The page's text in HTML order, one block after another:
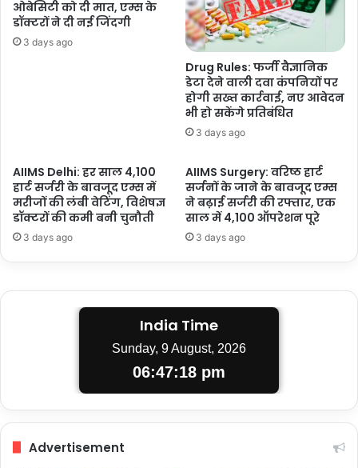
ओबेसिटी को दी मात, एम्स के
डॉक्टरों ने दी नई जिंदगी
3 days ago
Drug Rules: फर्जी वैज्ञानिक
डेटा देने वाली दवा कंपनियों पर
होगी सख्त कार्रवाई, नए आवेदन
भी हो सकेंगे प्रतिबंधित
3 days ago
AIIMS Delhi: हर साल 4,100
हार्ट सर्जरी के बावजूद एम्स में
मरीजों की लंबी वेटिंग, विशेषज्ञ
डॉक्टरों की कमी बनी चुनौती
3 days ago
AIIMS Surgery: वरिष्ठ हार्ट
सर्जनों के जाने के बावजूद एम्स
ने बढ़ाई सर्जरी की रफ्तार, एक
साल में 4,100 ऑपरेशन पूरे
3 days ago
India Time
Sunday, 9 August, 2026
06:47:19 pm
Advertisement